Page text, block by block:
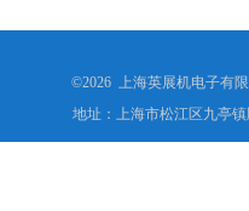
©2026 上海英展机电子有
地址：上海市松江区九亭镇